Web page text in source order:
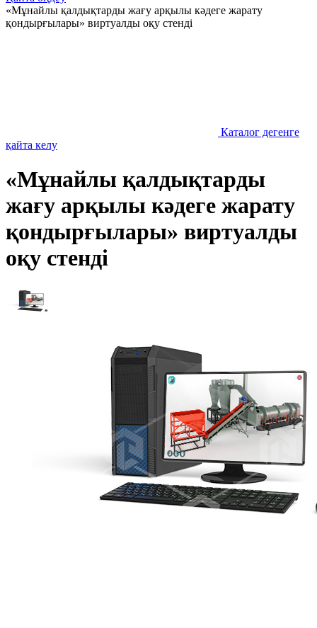
«Мұнайлы қалдықтарды жағу арқылы кәдеге жарату
қондырғылары» виртуалды оқу стенді
Каталог дегенге
қайта келу
«Мұнайлы қалдықтарды
жағу арқылы кәдеге жарату
қондырғылары» виртуалды
оқу стенді